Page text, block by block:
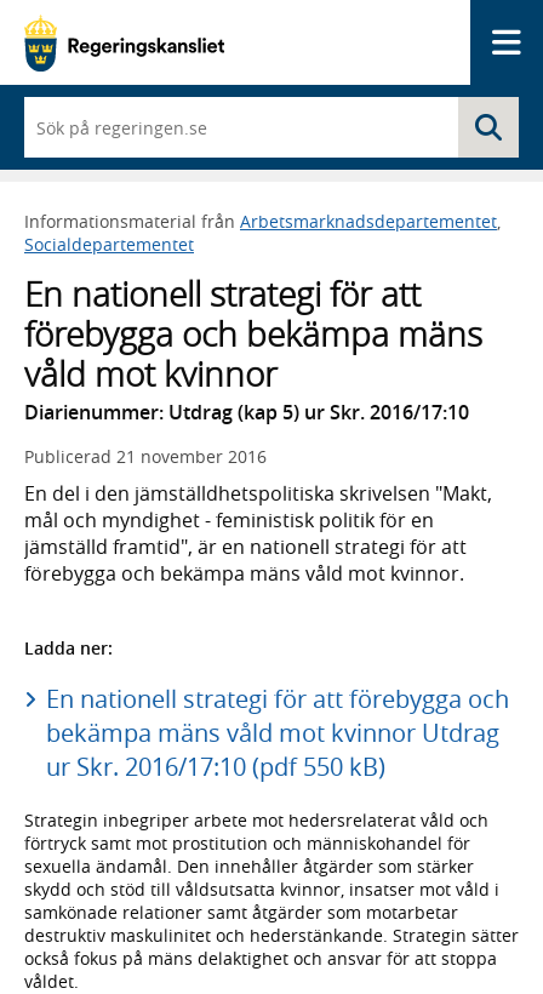
du
börjar
skriva
framträder
en
med
sökförslag
Informationsmaterial från Arbetsmarknadsdepartementet,
Socialdepartementet
En nationell strategi för att
förebygga och bekämpa mäns
våld mot kvinnor
Diarienummer: Utdrag (kap 5) ur Skr. 2016/17:10
Publicerad 21 november 2016
En del i den jämställdhetspolitiska skrivelsen "Makt,
mål och myndighet - feministisk politik för en
jämställd framtid", är en nationell strategi för att
förebygga och bekämpa mäns våld mot kvinnor.
Ladda ner:
En nationell strategi för att förebygga och
bekämpa mäns våld mot kvinnor Utdrag
ur Skr. 2016/17:10 (pdf 550 kB)
Strategin inbegriper arbete mot hedersrelaterat våld och
förtryck samt mot prostitution och människohandel för
sexuella ändamål. Den innehåller åtgärder som stärker
skydd och stöd till våldsutsatta kvinnor, insatser mot våld i
samkönade relationer samt åtgärder som motarbetar
destruktiv maskulinitet och hederstänkande. Strategin sätter
också fokus på mäns delaktighet och ansvar för att stoppa
våldet.